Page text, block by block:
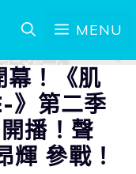
MENU
幕！《肌
》第二季
播！聲
輝 參戰！